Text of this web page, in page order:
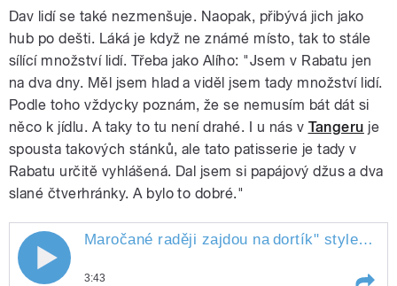
Dav lidí se také nezmenšuje. Naopak, přibývá jich jako
hub po dešti. Láká je když ne známé místo, tak to stále
sílící množství lidí. Třeba jako Alího: "Jsem v Rabatu jen
na dva dny. Měl jsem hlad a viděl jsem tady množství lidí.
Podle toho vždycky poznám, že se nemusím bát dát si
něco k jídlu. A taky to tu není drahé. I u nás v Tangeru je
spousta takových stánků, ale tato patisserie je tady v
Rabatu určitě vyhlášená. Dal jsem si papájový džus a dva
slané čtverhránky. A bylo to dobré."
Maročané raději zajdou na dortík" style="">
3:43